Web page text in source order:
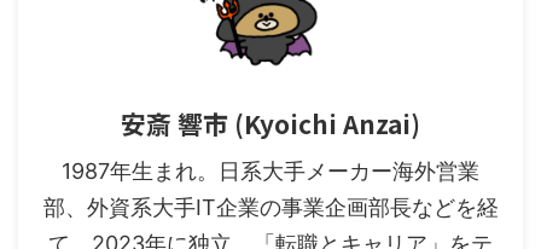
安斎 響市 (Kyoichi Anzai)
1987年生まれ。日系大手メーカー海外営業
部、外資系大手IT企業の事業企画部長などを経
て、2023年に独立。「転職とキャリア」をテ